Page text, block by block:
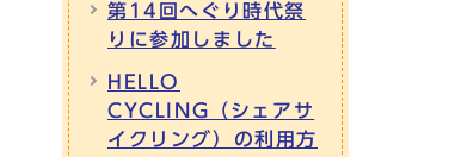
第14回へぐり時代祭
りに参加しました
HELLO
CYCLING（シェアサ
イクリング）の利用方